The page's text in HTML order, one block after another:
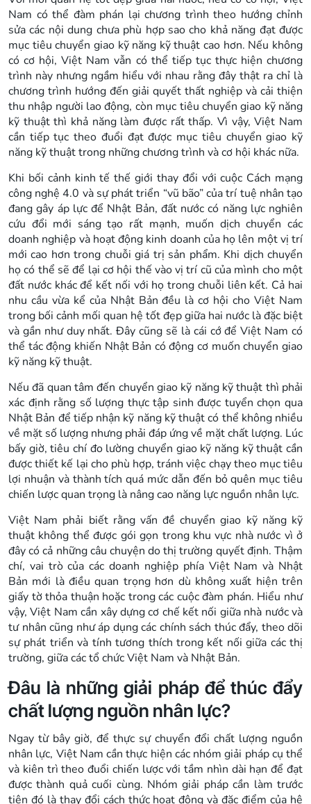
Nam có thể đàm phán lại chương trình theo hướng chỉnh
sửa các nội dung chưa phù hợp sao cho khả năng đạt được
mục tiêu chuyển giao kỹ năng kỹ thuật cao hơn. Nếu không
có cơ hội, Việt Nam vẫn có thể tiếp tục thực hiện chương
trình này nhưng ngầm hiểu với nhau rằng đây thật ra chỉ là
chương trình hướng đến giải quyết thất nghiệp và cải thiện
thu nhập người lao động, còn mục tiêu chuyển giao kỹ năng
kỹ thuật thì khả năng làm được rất thấp. Vì vậy, Việt Nam
cần tiếp tục theo đuổi đạt được mục tiêu chuyển giao kỹ
năng kỹ thuật trong những chương trình và cơ hội khác nữa.
Khi bối cảnh kinh tế thế giới thay đổi với cuộc Cách mạng
công nghệ 4.0 và sự phát triển “vũ bão” của trí tuệ nhân tạo
đang gây áp lực để Nhật Bản, đất nước có năng lực nghiên
cứu đổi mới sáng tạo rất mạnh, muốn dịch chuyển các
doanh nghiệp và hoạt động kinh doanh của họ lên một vị trí
mới cao hơn trong chuỗi giá trị sản phẩm. Khi dịch chuyển
họ có thể sẽ để lại cơ hội thế vào vị trí cũ của mình cho một
đất nước khác để kết nối với họ trong chuỗi liên kết. Cả hai
nhu cầu vừa kể của Nhật Bản đều là cơ hội cho Việt Nam
trong bối cảnh mối quan hệ tốt đẹp giữa hai nước là đặc biệt
và gần như duy nhất. Đây cũng sẽ là cái cớ để Việt Nam có
thể tác động khiến Nhật Bản có động cơ muốn chuyển giao
kỹ năng kỹ thuật.
Nếu đã quan tâm đến chuyển giao kỹ năng kỹ thuật thì phải
xác định rằng số lượng thực tập sinh được tuyển chọn qua
Nhật Bản để tiếp nhận kỹ năng kỹ thuật có thể không nhiều
về mặt số lượng nhưng phải đáp ứng về mặt chất lượng. Lúc
bấy giờ, tiêu chí đo lường chuyển giao kỹ năng kỹ thuật cần
được thiết kế lại cho phù hợp, tránh việc chạy theo mục tiêu
lợi nhuận và thành tích quá mức dẫn đến bỏ quên mục tiêu
chiến lược quan trọng là nâng cao năng lực nguồn nhân lực.
Việt Nam phải biết rằng vấn đề chuyển giao kỹ năng kỹ
thuật không thể được gói gọn trong khu vực nhà nước vì ở
đây có cả những câu chuyện do thị trường quyết định. Thậm
chí, vai trò của các doanh nghiệp phía Việt Nam và Nhật
Bản mới là điều quan trọng hơn dù không xuất hiện trên
giấy tờ thỏa thuận hoặc trong các cuộc đàm phán. Hiểu như
vậy, Việt Nam cần xây dựng cơ chế kết nối giữa nhà nước và
tư nhân cũng như áp dụng các chính sách thúc đẩy, theo dõi
sự phát triển và tính tương thích trong kết nối giữa các thị
trường, giữa các tổ chức Việt Nam và Nhật Bản.
Đâu là những giải pháp để thúc đẩy
chất lượng nguồn nhân lực?
Ngay từ bây giờ, để thực sự chuyển đổi chất lượng nguồn
nhân lực, Việt Nam cần thực hiện các nhóm giải pháp cụ thể
và kiên trì theo đuổi chiến lược với tầm nhìn dài hạn để đạt
được thành quả cuối cùng. Nhóm giải pháp cần làm trước
tiên đó là thay đổi cách thức hoạt động và đặc điểm của hệ